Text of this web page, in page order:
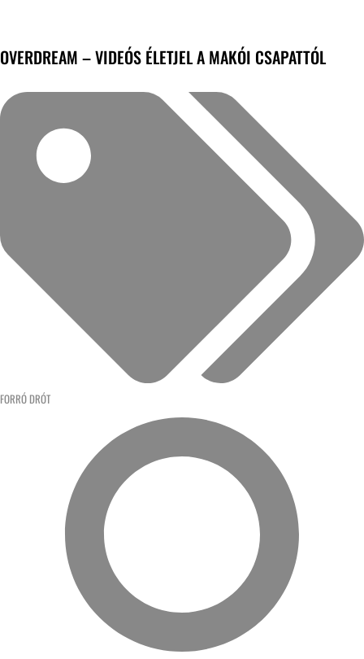
OVERDREAM – VIDEÓS ÉLETJEL A MAKÓI CSAPATTÓL
FORRÓ DRÓT